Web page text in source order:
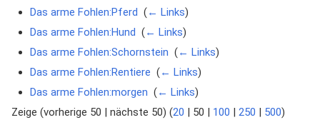
Das arme Fohlen:Pferd (← Links)
Das arme Fohlen:Hund (← Links)
Das arme Fohlen:Schornstein (← Links)
Das arme Fohlen:Rentiere (← Links)
Das arme Fohlen:morgen (← Links)
Zeige (vorherige 50 | nächste 50) (20 | 50 | 100 | 250 | 500)